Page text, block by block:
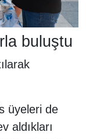
buluştu
üyeleri de
aldıkları